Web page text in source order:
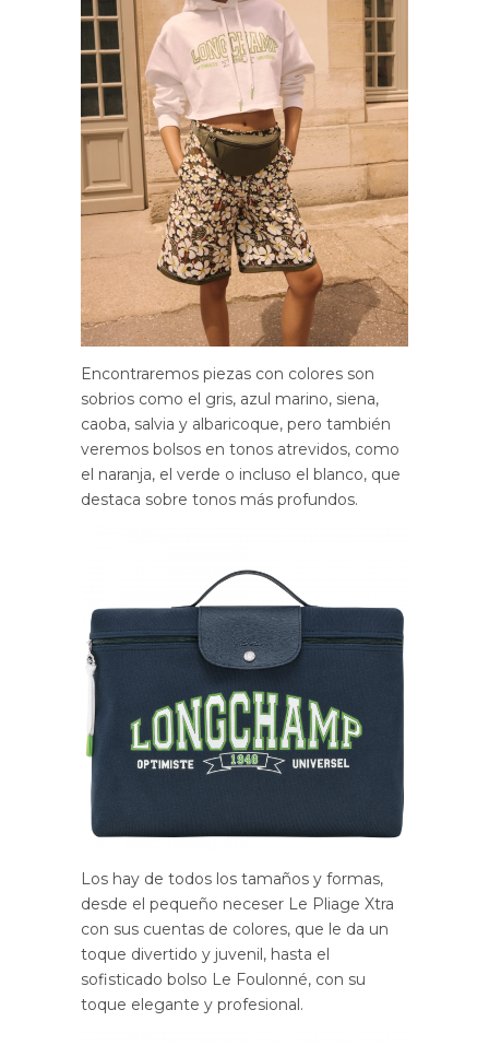
Encontraremos piezas con colores son
sobrios como el gris, azul marino, siena,
caoba, salvia y albaricoque, pero también
veremos bolsos en tonos atrevidos, como
el naranja, el verde o incluso el blanco, que
destaca sobre tonos más profundos.
Los hay de todos los tamaños y formas,
desde el pequeño neceser Le Pliage Xtra
con sus cuentas de colores, que le da un
toque divertido y juvenil, hasta el
sofisticado bolso Le Foulonné, con su
toque elegante y profesional.